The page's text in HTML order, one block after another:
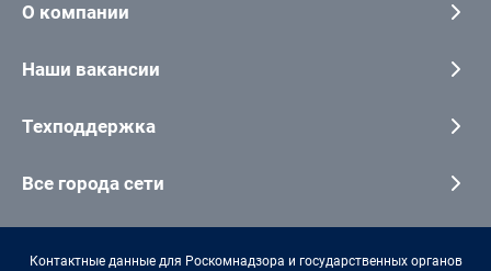
О компании
Наши вакансии
Техподдержка
Все города сети
Контактные данные для Роскомнадзора и государственных органов